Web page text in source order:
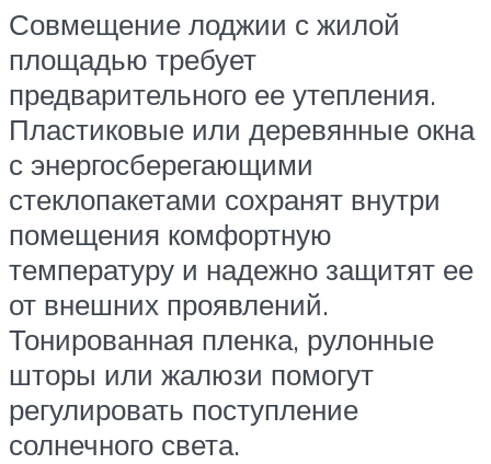
Совмещение лоджии с жилой
площадью требует
предварительного ее утепления.
Пластиковые или деревянные окна
с энергосберегающими
стеклопакетами сохранят внутри
помещения комфортную
температуру и надежно защитят ее
от внешних проявлений.
Тонированная пленка, рулонные
шторы или жалюзи помогут
регулировать поступление
солнечного света.